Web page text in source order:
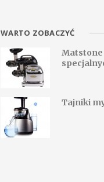
WARTO ZOBACZYĆ
Matstone
Tajniki